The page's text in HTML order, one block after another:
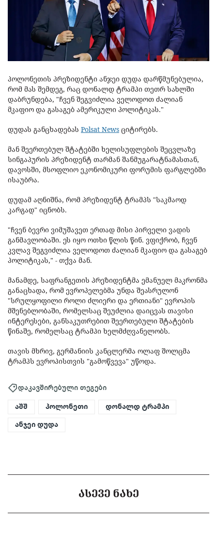
პოლონეთის პრეზიდენტი ანჯეი დუდა დარწმუნებულია,
რომ მას შემდეგ, რაც დონალდ ტრამპი თეთრ სახლში
დაბრუნდება, "ჩვენ შეგვიძლია ველოდოთ ძალიან
მკაფიო და გასაგებ ამერიკული პოლიტიკას."
დუდას განცხადებას Polsat News ციტირებს.
მან შეერთებულ შტატებში ხელისუფლების შეცვლაზე
სინგაპურის პრეზიდენტ თარმან შანმუგარატნამასთან,
დავოსში, მსოფლიო ეკონომიკური ფორუმის ფარგლებში
ისაუბრა.
დუდამ აღნიშნა, რომ პრეზიდენტ ტრამპს "საკმაოდ
კარგად" იცნობს.
"ჩვენ ბევრი ვიმუშავეთ ერთად მისი პირველი ვადის
განმავლობაში. ეს იყო ოთხი წლის წინ. ვფიქრობ, ჩვენ
კვლავ შეგვიძლია ველოდოთ ძალიან მკაფიო და გასაგებ
პოლიტიკას," - თქვა მან.
მანამდე, საფრანგეთის პრეზიდენტმა ემანუელ მაკრონმა
განაცხადა, რომ ევროპელებმა უნდა შეასრულონ
"სრულყოფილი როლი ძლიერი და ერთიანი" ევროპის
მშენებლობაში, რომელსაც შეუძლია დაიცვას თავისი
ინტერესები, განსაკუთრებით შეერთებული შტატების
წინაშე, რომელსაც ტრამპი ხელმძღვანელობს.
თავის მხრივ, გერმანიის კანცლერმა ოლაფ შოლცმა
ტრამპს ევროპისთვის "გამოწვევა" უწოდა.
დაკავშირებული თეგები
აშშ პოლონეთი დონალდ ტრამპი
ანჯეი დუდა
ᲐᲡᲔᲕᲔ ᲜᲐᲮᲔ